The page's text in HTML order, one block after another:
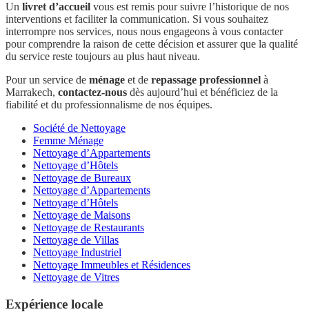
Un livret d’accueil vous est remis pour suivre l’historique de nos
interventions et faciliter la communication. Si vous souhaitez
interrompre nos services, nous nous engageons à vous contacter
pour comprendre la raison de cette décision et assurer que la qualité
du service reste toujours au plus haut niveau.
Pour un service de ménage et de repassage professionnel à
Marrakech, contactez-nous dès aujourd’hui et bénéficiez de la
fiabilité et du professionnalisme de nos équipes.
Société de Nettoyage
Femme Ménage
Nettoyage d’Appartements
Nettoyage d’Hôtels
Nettoyage de Bureaux
Nettoyage d’Appartements
Nettoyage d’Hôtels
Nettoyage de Maisons
Nettoyage de Restaurants
Nettoyage de Villas
Nettoyage Industriel
Nettoyage Immeubles et Résidences
Nettoyage de Vitres
Expérience locale